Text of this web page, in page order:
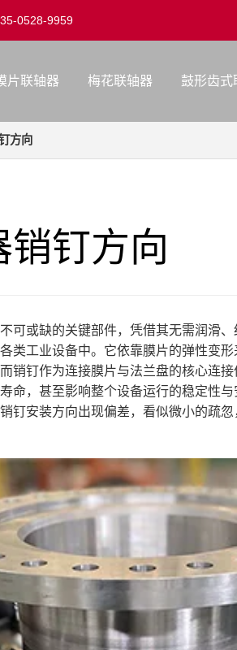
0528-9959
片联轴器 梅花联轴器 鼓形齿式
方向
销钉方向
可或缺的关键部件，凭借其无需润滑
类工业设备中。它依靠膜片的弹性变
销钉作为连接膜片与法兰盘的核心连
命，甚至影响整个设备运行的稳定性与
钉安装方向出现偏差，看似微小的疏忽